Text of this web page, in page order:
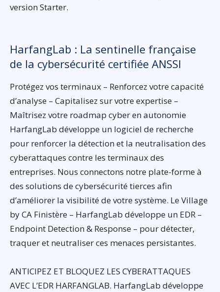
version Starter.
HarfangLab : La sentinelle française
de la cybersécurité certifiée ANSSI
Protégez vos terminaux – Renforcez votre capacité
d’analyse – Capitalisez sur votre expertise –
Maîtrisez votre roadmap cyber en autonomie
HarfangLab développe un logiciel de recherche
pour renforcer la détection et la neutralisation des
cyberattaques contre les terminaux des
entreprises. Nous connectons notre plate-forme à
des solutions de cybersécurité tierces afin
d’améliorer la visibilité de votre système. Le Village
by CA Finistère – HarfangLab développe un EDR –
Endpoint Detection & Response – pour détecter,
traquer et neutraliser ces menaces persistantes.
ANTICIPEZ ET BLOQUEZ LES CYBERATTAQUES
AVEC L’EDR HARFANGLAB. HarfangLab développe